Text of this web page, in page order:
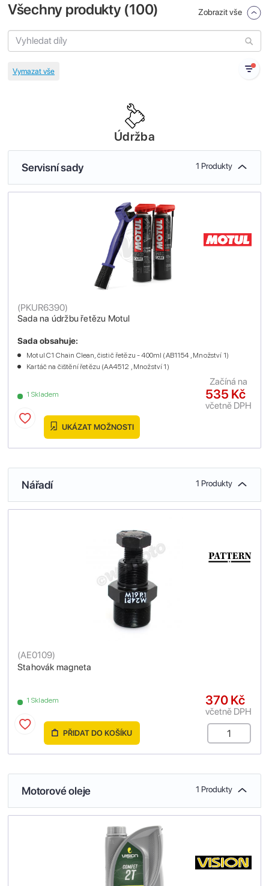
Všechny produkty (100) Zobrazit vše
Údržba
Servisní sady 1 Produkty
Sada na údržbu řetězu Motul
(PKUR6390)
1 Skladem
Sada obsahuje:
Motul C1 Chain Clean, čistič řetězu - 400ml (AB1154 , Množství 1)
Kartáč na čištění řetězu (AA4512 , Množství 1)
535 Kč
včetně DPH
Začíná na
UKÁZAT MOŽNOSTI
Nářadí 1 Produkty
Stahovák magneta
(AE0109)
1 Skladem 370 Kč
včetně DPH
PŘIDAT DO KOŠÍKU
Motorové oleje 1 Produkty